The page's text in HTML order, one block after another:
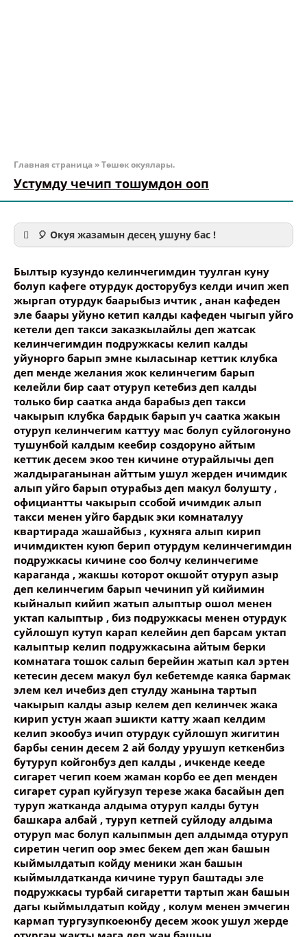
Главная страница »Төшөк окуялары.
Устумду чечип тошумдон ооп
🎈 Окуя жазамын десең ушуну бас !
Ваше имя
Название сообщения
Опубликовать контент
Былтыр кузундо келинчегимдин туулган куну
болуп кафеге отурдук досторубуз келди ичип жеп
жыргап отурдук баарыбыз ичтик , анан кафеден
эле баары уйуно кетип калды кафеден чыгып уйго
кетели деп такси заказкылайлы деп жатсак
келинчегимдин подружкасы келип калды
уйунорго барып эмне кыласынар кеттик клубка
деп менде желания жок келинчегим барып
келейли бир саат отуруп кетебиз деп калды
только бир саатка анда барабыз деп такси
чакырып клубка бардык барып уч саатка жакын
отуруп келинчегим каттуу мас болуп суйлогонуно
тушунбой калдым кеебир создоруно айтым
кеттик десем экоо тен кичине отурайлычы деп
жалдыраганынан айттым ушул жерден ичимдик
алып уйго барып отурабыз деп макул болушту ,
официантты чакырып ссобой ичимдик алып
такси менен уйго бардык эки комнаталуу
квартирада жашайбыз , кухняга алып кирип
ичимдиктен куюп берип отурдум келинчегимдин
подружкасы кичине соо болчу келинчегиме
караганда , жакшы которот окшойт отуруп азыр
деп келинчегим барып чечинип уй кийимин
кыйналып кийип жатып алыптыр ошол менен
уктап калыптыр , биз подружкасы менен отурдук
суйлошуп кутуп карап келейин деп барсам уктап
калыптыр келип подружкасына айтым берки
комнатага тошок салып берейин жатып кал эртен
кетесин десем макул бул кебетемде каяка бармак
элем кел ичебиз деп стулду жанына тартып
чакырып калды азыр келем деп келинчек жака
кирип устун жаап эшикти катту жаап келдим
келип экообуз ичип отурдук суйлошуп жигитин
барбы сенин десем 2 ай болду урушуп кеткенбиз
бутуруп койгонбуз деп калды , ичкенде кееде
сигарет чегип коем жаман корбо ее деп менден
сигарет сурап куйгузуп терезе жака басайын деп
туруп жатканда алдыма отуруп калды бутун
башкара албай , туруп кетпей суйлоду алдыма
отуруп мас болуп калыпмын деп алдымда отуруп
сиретин чегип оор эмес бекем деп жан башын
кыймылдатып койду меники жан башын
кыймылдатканда кичине туруп баштады эле
подружкасы турбай сигаретти тартып жан башын
дагы кыймылдатып койду , колум менен эмчегин
кармап тургузупкоеюнбу десем жоок ушул жерде